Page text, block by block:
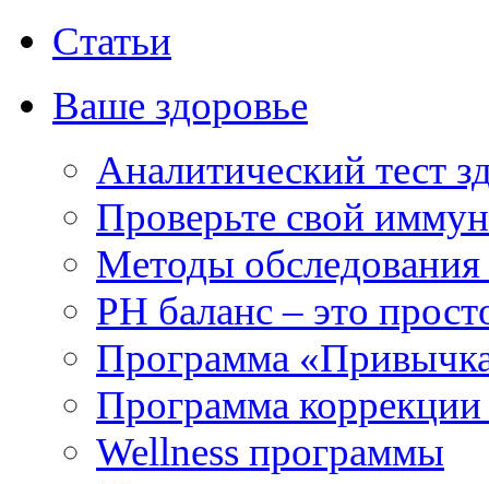
Статьи
Ваше здоровье
Аналитический тест
Проверьте свой
Методы обследования
РH баланс – это
Программа
Программа коррекции
Wellness программы